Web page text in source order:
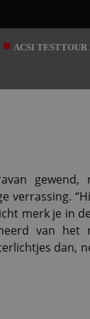
ACSI
gewend,
merk je in
van het
dan,